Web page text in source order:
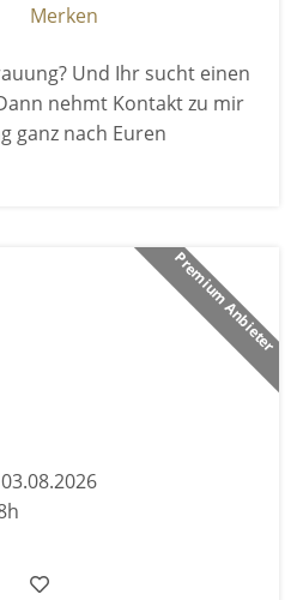
Merken
Und Ihr sucht einen
nehmt Kontakt zu mir
ganz nach Euren
Premium Anbieter